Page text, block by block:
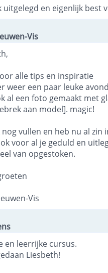
uitgelegd en eigenlijk best
Vis
alle tips en inspiratie
weer een paar leuke
al een foto gemaakt met
aan model]. magic!
nog vullen en heb nu al zin
voor al je geduld en
van opgestoken.
Vis
en leerrijke cursus.
Liesbeth!